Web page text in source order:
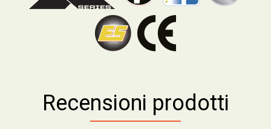
Recensioni prodotti